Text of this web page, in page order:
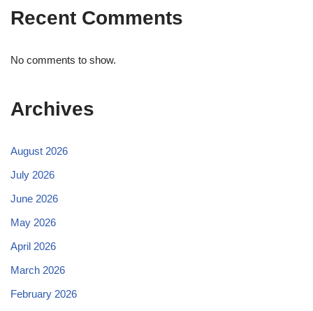
Recent Comments
No comments to show.
Archives
August 2026
July 2026
June 2026
May 2026
April 2026
March 2026
February 2026